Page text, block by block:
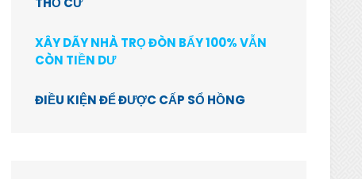
XÂY DÃY NHÀ TRỌ ĐÒN BẨY 100% VẪN
CÒN TIỀN DƯ
ĐIỀU KIỆN ĐỂ ĐƯỢC CẤP SỔ HỒNG